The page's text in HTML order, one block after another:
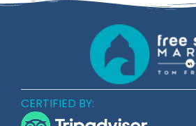
CERTIFIED BY: